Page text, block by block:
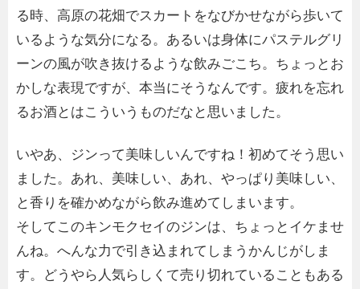
る時、高原の花畑でスカートをなびかせながら歩いて
いるような気分になる。あるいは身体にパステルグリ
ーンの風が吹き抜けるような飲みごこち。ちょっとお
かしな表現ですが、本当にそうなんです。疲れを忘れ
るお酒とはこういうものだなと思いました。
いやあ、ジンって美味しいんですね！初めてそう思い
ました。あれ、美味しい、あれ、やっぱり美味しい、
と香りを確かめながら飲み進めてしまいます。
そしてこのキンモクセイのジンは、ちょっとイケませ
んね。へんな力で引き込まれてしまうかんじがしま
す。どうやら人気らしくて売り切れていることもある